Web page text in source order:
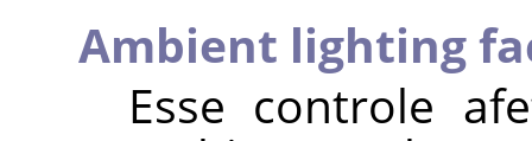
Ambient lighting
Esse controle